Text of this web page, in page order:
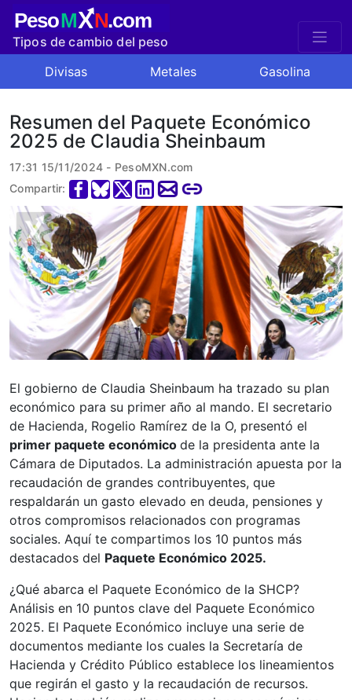
PesoMXN.com
Tipos de cambio del peso
Divisas Metales Gasolina
Resumen del Paquete Económico
2025 de Claudia Sheinbaum
17:31 15/11/2024 - PesoMXN.com
Compartir:
El gobierno de Claudia Sheinbaum ha trazado su plan
económico para su primer año al mando. El secretario
de Hacienda, Rogelio Ramírez de la O, presentó el
primer paquete económico de la presidenta ante la
Cámara de Diputados. La administración apuesta por la
recaudación de grandes contribuyentes, que
respaldarán un gasto elevado en deuda, pensiones y
otros compromisos relacionados con programas
sociales. Aquí te compartimos los 10 puntos más
destacados del Paquete Económico 2025.
¿Qué abarca el Paquete Económico de la SHCP?
Análisis en 10 puntos clave del Paquete Económico
2025. El Paquete Económico incluye una serie de
documentos mediante los cuales la Secretaría de
Hacienda y Crédito Público establece los lineamientos
que regirán el gasto y la recaudación de recursos.